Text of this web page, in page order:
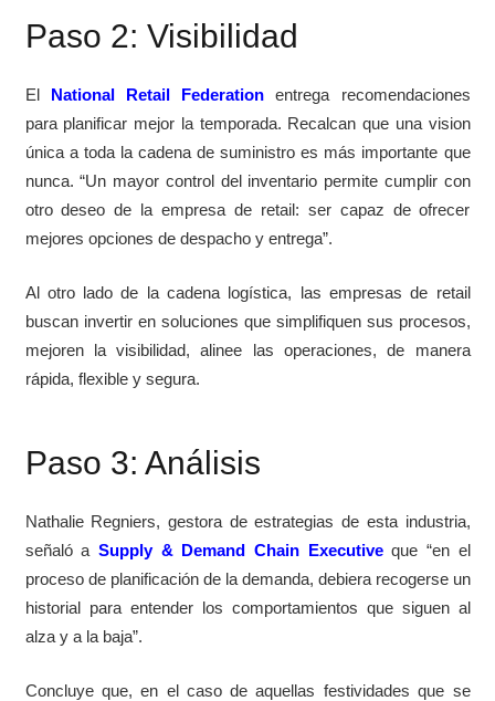
Paso 2: Visibilidad
El National Retail Federation
entrega recomendaciones
para planificar mejor la temporada. Recalcan que una vision
única a toda la cadena de suministro es más importante que
nunca. “Un mayor control del inventario permite cumplir con
otro deseo de la empresa de retail: ser capaz de ofrecer
mejores opciones de despacho y entrega”.
Al otro lado de la cadena logística, las empresas de retail
buscan invertir en soluciones que simplifiquen sus procesos,
mejoren la visibilidad, alinee las operaciones, de manera
rápida, flexible y segura.
Paso 3: Análisis
Nathalie Regniers, gestora de estrategias de esta industria,
señaló a Supply & Demand Chain Executiveque “en el
proceso de planificación de la demanda, debiera recogerse un
historial para entender los comportamientos que siguen al
alza y a la baja”.
Concluye que, en el caso de aquellas festividades que se